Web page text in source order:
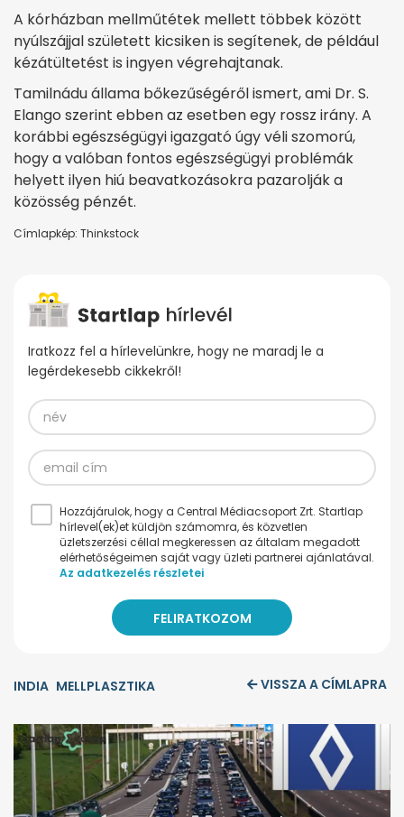
A kórházban mellműtétek mellett többek között
nyúlszájjal született kicsiken is segítenek, de például
kézátültetést is ingyen végrehajtanak.
Tamilnádu állama bőkezűségéről ismert, ami Dr. S.
Elango szerint ebben az esetben egy rossz irány. A
korábbi egészségügyi igazgató úgy véli szomorú,
hogy a valóban fontos egészségügyi problémák
helyett ilyen hiú beavatkozásokra pazarolják a
közösség pénzét.
Címlapkép: Thinkstock
Iratkozz fel a hírlevelünkre, hogy ne maradj le a
legérdekesebb cikkekről!
Hozzájárulok, hogy a Central Médiacsoport Zrt. Startlap
hírlevel(ek)et küldjön számomra, és közvetlen
üzletszerzési céllal megkeressen az általam megadott
elérhetőségeimen saját vagy üzleti partnerei ajánlatával.
Az adatkezelés részletei
INDIA MELLPLASZTIKA VISSZA A CÍMLAPRA